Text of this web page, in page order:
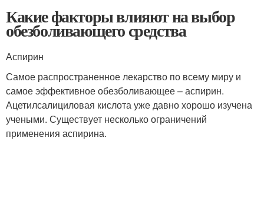
Какие факторы влияют на выбор
обезболивающего средства
Аспирин
Самое распространенное лекарство по всему миру и
самое эффективное обезболивающее – аспирин.
Ацетилсалициловая кислота уже давно хорошо изучена
учеными. Существует несколько ограничений
применения аспирина.